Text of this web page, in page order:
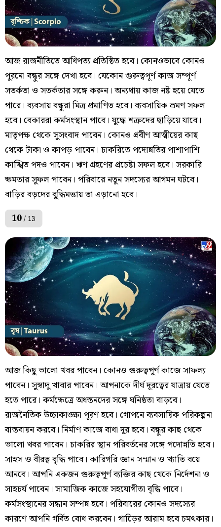
আজ রাজনীতিতে আধিপত্য প্রতিষ্ঠিত হবে। কোনওভাবে কোনও
পুরনো বন্ধুর সঙ্গে দেখা হবে। যেকোন গুরুত্বপূর্ণ কাজ সম্পূর্ণ
সতর্কতা ও সতর্কতার সঙ্গে করুন। অন্যথায় কাজ নষ্ট হয়ে যেতে
পারে। ব্যবসায় বন্ধুরা মিত্র প্রমাণিত হবে। ব্যবসায়িক ভ্রমণ সফল
হবে। বেকাররা কর্মসংস্থান পাবে। যুদ্ধে শত্রুদের ছাড়িয়ে যাবে।
মাতৃপক্ষ থেকে সুসংবাদ পাবেন। কোনও প্রবীণ আত্মীয়ের কাছ
থেকে টাকা ও কাপড় পাবেন। চাকরিতে পদোন্নতির পাশাপাশি
কাঙ্খিত পদও পাবেন। ঋণ গ্রহণের প্রচেষ্টা সফল হবে। সরকারি
ক্ষমতার সুফল পাবেন। পরিবারে নতুন সদস্যের আগমন ঘটবে।
বাড়ির বড়দের বুদ্ধিমত্তায় তা এড়ানো হবে।
10/ 13
আজ কিছু ভালো খবর পাবেন। কোনও গুরুত্বপূর্ণ কাজে সাফল্য
পাবেন। সুস্বাদু খাবার পাবেন। আপনাকে দীর্ঘ দূরত্বের যাত্রায় যেতে
হতে পারে। কর্মক্ষেত্রে অধস্তনদের সঙ্গে ঘনিষ্ঠতা বাড়বে।
রাজনৈতিক উচ্চাকাঙ্ক্ষা পূরণ হবে। গোপনে ব্যবসায়িক পরিকল্পনা
বাস্তবায়ন করবে। নির্মাণ কাজে বাধা দূর হবে। বন্ধুর কাছ থেকে
ভালো খবর পাবেন। চাকরির স্থান পরিবর্তনের সঙ্গে পদোন্নতি হবে।
সাহস ও বীরত্ব বৃদ্ধি পাবে। কারিগরি জ্ঞান সম্মান ও খ্যাতি বয়ে
আনবে। আপনি একজন গুরুত্বপূর্ণ ব্যক্তির কাছ থেকে নির্দেশনা ও
সাহচর্য পাবেন। সামাজিক কাজে সহযোগীতা বৃদ্ধি পাবে।
কর্মসংস্থানের সন্ধান সম্পন্ন হবে। পরিবারের কোনও সদস্যের
কারণে আপনি গর্বিত বোধ করবেন। গাড়িের আরাম হবে চমৎকার।